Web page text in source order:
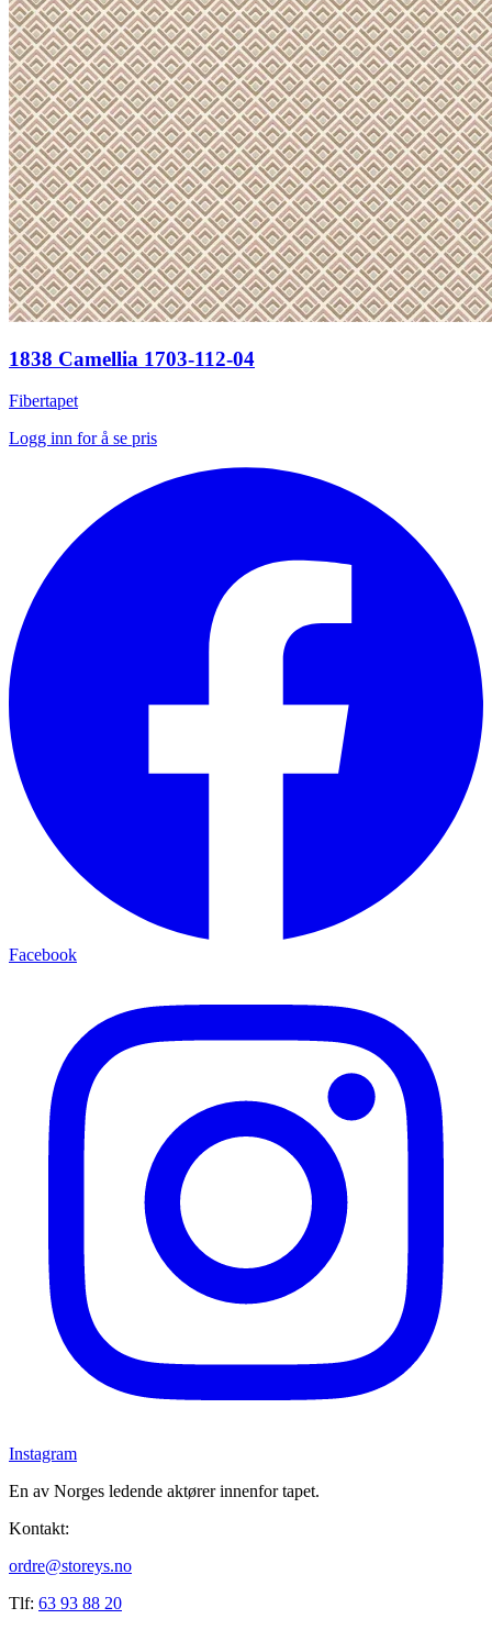
1838 Camellia 1703-112-04
Fibertapet
Logg inn for å se pris
Facebook
Instagram
En av Norges ledende aktører innenfor tapet.
Kontakt:
ordre@storeys.no
Tlf: 63 93 88 20